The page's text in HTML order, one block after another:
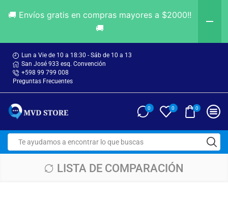
Lun a Vie de 10 a 18:30 - Sáb de 10 a 13
San José 933 esq. Convención
+598 99 799 008
Preguntas Frecuentes
0 0 0
LISTA DE COMPARACIÓN
🚚 Envíos gratis en compras mayores a $2000!!
🚚